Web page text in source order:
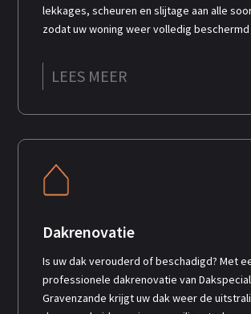
lekkages, scheuren en slijtage aan alle
zodat uw woning weer volledig beschermd
LEES MEER
Dakrenovatie
Is uw dak verouderd of beschadigd? Met
professionele dakrenovatie van
Gravenzande krijgt uw dak weer de